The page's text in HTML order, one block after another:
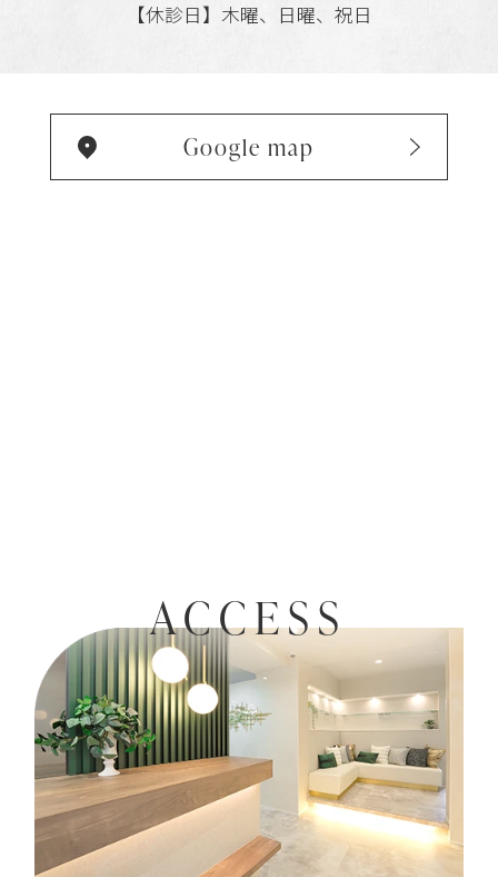
【休診日】木曜、日曜、祝日
Google map
ACCESS